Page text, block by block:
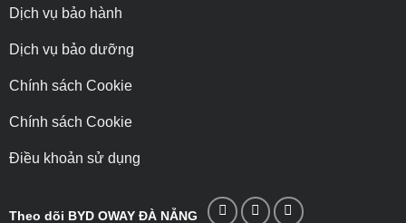
Dịch vụ bảo hành
Dịch vụ bảo dưỡng
Chính sách Cookie
Chính sách Cookie
Điều khoản sử dụng
Theo dõi BYD OWAY ĐÀ NẴNG